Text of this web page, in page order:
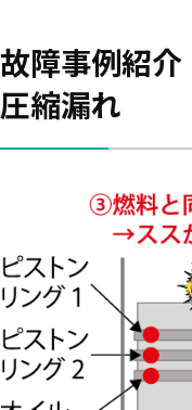
故障事例紹
圧縮漏れ